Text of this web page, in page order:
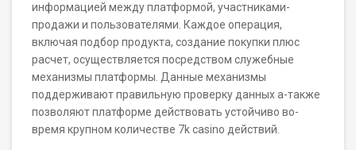
информацией между платформой, участниками-
продажи и пользователями. Каждое операция,
включая подбор продукта, создание покупки плюс
расчет, осуществляется посредством служебные
механизмы платформы. Данные механизмы
поддерживают правильную проверку данных а-также
позволяют платформе действовать устойчиво во-
время крупном количестве 7k casino действий.